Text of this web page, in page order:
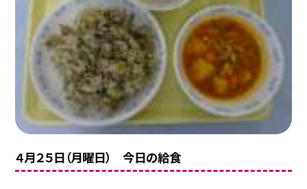
４月２５日（月曜日） 今日の給食